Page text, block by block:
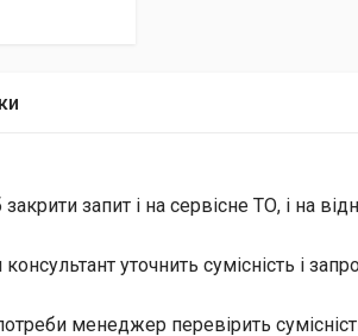
запит і на сервісне ТО, і на
уточнить сумісність і
менеджер перевірить